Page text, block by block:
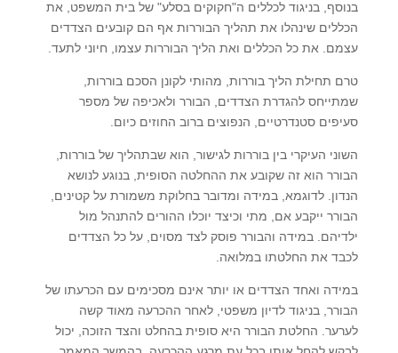
בנוסף, בניגוד לכללים ה"חקוקים בסלע" של בית המשפט, את
הכללים שינהלו את תהליך הבוררות אף הם קובעים הצדדים
עצמם. את כל הכללים ואת הליך הבוררות עצמו, חיוני לתעד.
טרם תחילת הליך בוררות, מהותי לקונן הסכם בוררות,
שמתייחס להגדרת הצדדים, הבורר ולאכיפה של מספר
סעיפים סטנדרטיים, הנפוצים ברוב החוזים כיום.
השוני העיקרי בין בוררות לגישור, הוא שבתהליך של בוררות,
הבורר הוא זה שקובע את ההחלטה הסופית, בנוגע לנושא
הנדון. לדוגמא, במידה ומדובר בחלוקת משמורת על קטינים,
הבורר ייקבע אם, מתי וכיצד יוכלו ההורים להתנהל מול
ילדיהם. במידה והבורר פוסק לצד מסוים, על כל הצדדים
לכבד את החלטתו במלואה.
במידה ואחד הצדדים או יותר אינם מסכימים עם הכרעתו של
הבורר, בניגוד לדיון משפטי, לאחר ההכרעה מאוד קשה
לערער. החלטת הבורר היא סופית בהחלט והצד הזוכה, יכול